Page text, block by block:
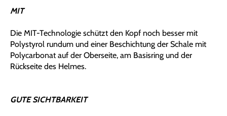
MIT
Die MIT-Technologie schützt den Kopf noch besser mit
Polystyrol rundum und einer Beschichtung der Schale mit
Polycarbonat auf der Oberseite, am Basisring und der
Rückseite des Helmes.
GUTE SICHTBARKEIT